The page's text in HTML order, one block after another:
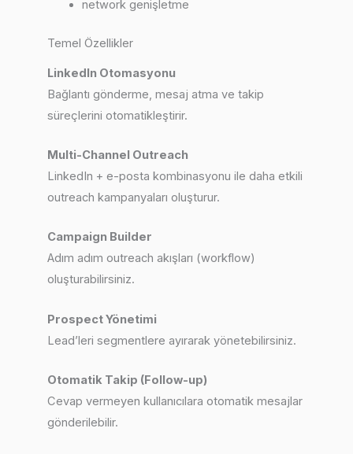
network genişletme
Temel Özellikler
LinkedIn Otomasyonu
Bağlantı gönderme, mesaj atma ve takip
süreçlerini otomatikleştirir.
Multi-Channel Outreach
LinkedIn + e-posta kombinasyonu ile daha etkili
outreach kampanyaları oluşturur.
Campaign Builder
Adım adım outreach akışları (workflow)
oluşturabilirsiniz.
Prospect Yönetimi
Lead’leri segmentlere ayırarak yönetebilirsiniz.
Otomatik Takip (Follow-up)
Cevap vermeyen kullanıcılara otomatik mesajlar
gönderilebilir.